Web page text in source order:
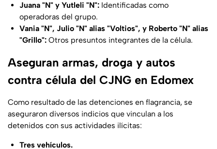
Juana "N" y Yutleli "N": Identificadas como
operadoras del grupo.
Vania "N", Julio "N" alias "Voltios", y Roberto "N" alias
"Grillo": Otros presuntos integrantes de la célula.
Aseguran armas, droga y autos
contra célula del CJNG en Edomex
Como resultado de las detenciones en flagrancia, se
aseguraron diversos indicios que vinculan a los
detenidos con sus actividades ilícitas:
Tres vehículos.